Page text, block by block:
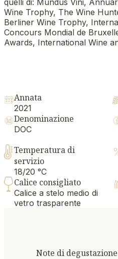
quelli di: Mundus Vini,
Wine Trophy, The Wine
Berliner Wine Trophy,
Concours Mondial de
Awards, International Wine
Annata
2021
Denominazione
DOC
Temperatura di
servizio
18/20 °C
Calice consigliato
Calice a stelo medio di
vetro trasparente
Note di degustazione